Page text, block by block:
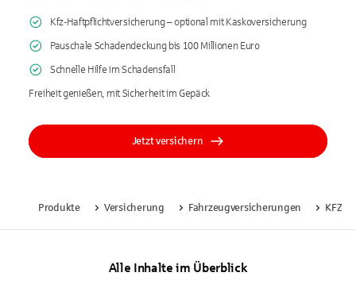
Kfz-Haftpflichtversicherung – optional mit Kaskoversicherung
Pauschale Schadendeckung bis 100 Millionen Euro
Schnelle Hilfe im Schadensfall
Freiheit genießen, mit Sicherheit im Gepäck
Jetzt versichern
Produkte Versicherung Fahrzeugversicherungen KFZ-
Alle Inhalte im Überblick